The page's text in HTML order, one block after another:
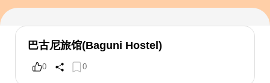
巴古尼旅馆(Baguni Hostel)
0 0